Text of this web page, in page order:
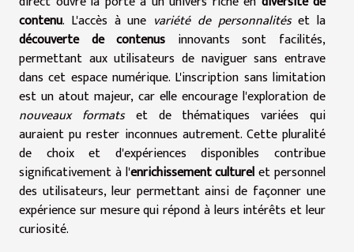
contenu. L'accès à une variété de personnalitéset la
découverte de contenus innovants sont facilités,
permettant aux utilisateurs de naviguer sans entrave
dans cet espace numérique. L'inscription sans limitation
est un atout majeur, car elle encourage l'exploration de
nouveaux formatset de thématiques variées qui
auraient pu rester inconnues autrement. Cette pluralité
de choix et d'expériences disponibles contribue
significativement à l'enrichissement culturelet personnel
des utilisateurs, leur permettant ainsi de façonner une
expérience sur mesure qui répond à leurs intérêts et leur
curiosité.